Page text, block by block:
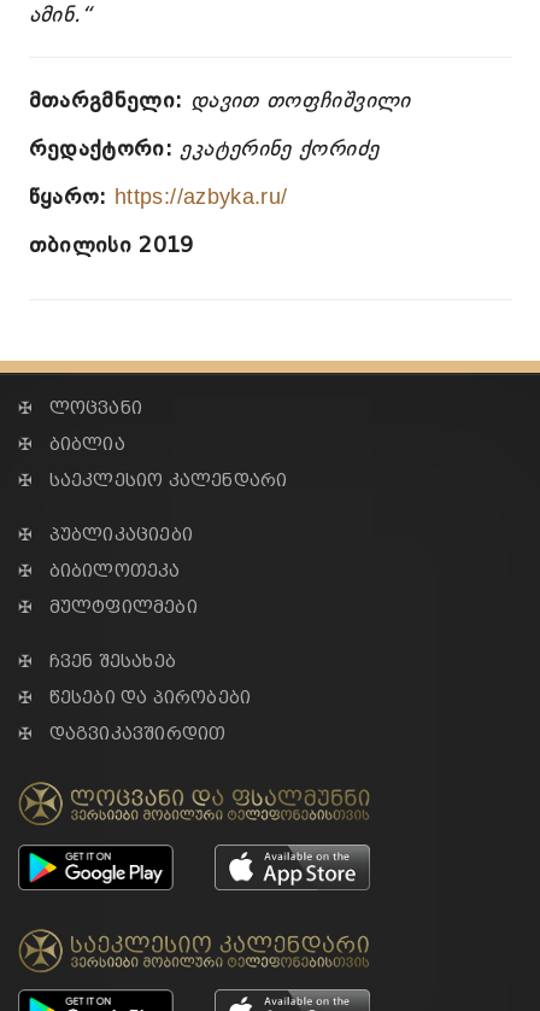
ამინ.“
მთარგმნელი: დავით თოფჩიშვილი
რედაქტორი: ეკატერინე ქორიძე
წყარო: https://azbyka.ru/
თბილისი 2019
✠ ლოცვანი
✠ ბიბლია
✠ საეკლესიო კალენდარი
✠ პუბლიკაციები
✠ ბიბილოთეკა
✠ მულტფილმები
✠ ჩვენ შესახებ
✠ წესები და პირობები
✠ დაგვიკავშირდით